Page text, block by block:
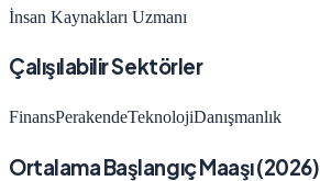
İnsan Kaynakları Uzmanı
Çalışılabilir Sektörler
FinansPerakendeTeknolojiDanışmanlık
Ortalama Başlangıç Maaşı (2026)